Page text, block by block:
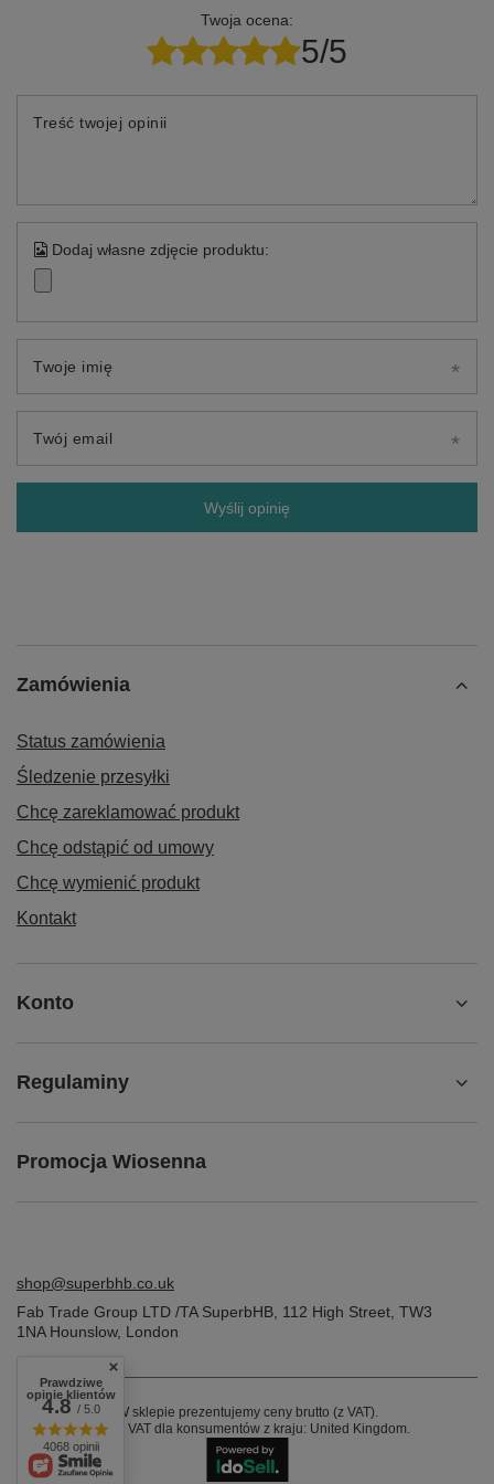
Twoja ocena:
5/5
Treść twojej opinii
Dodaj własne zdjęcie produktu:
Twoje imię
Twój email
Wyślij opinię
Zamówienia
Status zamówienia
Śledzenie przesyłki
Chcę zareklamować produkt
Chcę odstąpić od umowy
Chcę wymienić produkt
Kontakt
Konto
Regulaminy
Promocja Wiosenna
shop@superbhb.co.uk
Fab Trade Group LTD /TA SuperbHB 112 High Street TW3
1NAHounslow, London
W sklepie prezentujemy ceny brutto (z VAT).
Stawki VAT dla konsumentów z kraju: United Kingdom.
Prawdziwe
opinie klientów
4.8/ 5.0
4068 opinii